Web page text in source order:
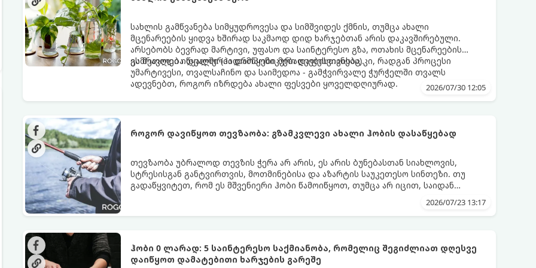
სახლის გამწვანება სიმყუდროვესა და სიმშვიდეს ქმნის, თუმცა ახალი
მცენარეების ყიდვა ხშირად საკმაოდ დიდ ხარჯებთან არის დაკავშირებული.
არსებობს ბევრად მარტივი, უფასო და საინტერესო გზა, ოთახის მცენარეების
გამრავლება წყალში (ჰიდროპონიკური დაფესვიანება).
ეს მეთოდი იდეალურია დამწყები მებაღეებისთვისაც კი, რადგან პროცესი
უმარტივესი, თვალსაჩინო და საიმედოა - გამჭვირვალე ჭურჭელში თვალს
ადევნებთ, როგორ იზრდება ახალი ფესვები ყოველდღიურად.
2026/07/30 12:05
როგორ დავიწყოთ თევზაობა: გზამკვლევი ახალი ჰობის დასაწყებად
თევზაობა უბრალოდ თევზის ჭერა არ არის, ეს არის ბუნებასთან სიახლოვის,
სტრესისგან განტვირთვის, მოთმინებისა და აზარტის საუკეთესო სინთეზი. თუ
გადაწყვიტეთ, რომ ეს მშვენიერი ჰობი წამოიწყოთ, თუმცა არ იცით, საიდან
2026/07/23 13:17
ჰობი 0 ლარად: 5 საინტერესო საქმიანობა, რომელიც შეგიძლიათ დღესვე
დაიწყოთ დამატებითი ხარჯების გარეშე